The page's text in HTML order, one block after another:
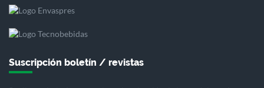
Suscripción boletín / revistas